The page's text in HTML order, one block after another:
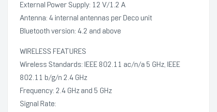
External Power Supply: 12 V/1.2 A
Antenna: 4 internal antennas per Deco unit
Bluetooth version: 4.2 and above
WIRELESS FEATURES
Wireless Standards: IEEE 802.11 ac/n/a 5 GHz, IEEE
802.11 b/g/n 2.4 GHz
Frequency: 2.4 GHz and 5 GHz
Signal Rate: